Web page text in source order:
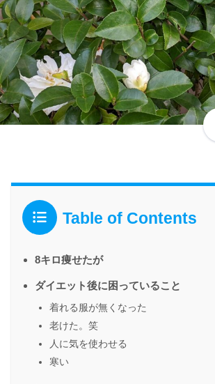
Table of Contents
8キロ痩せたが
ダイエット後に困っていること
着れる服が無くなった
老けた。笑
人に気を使わせる
寒い